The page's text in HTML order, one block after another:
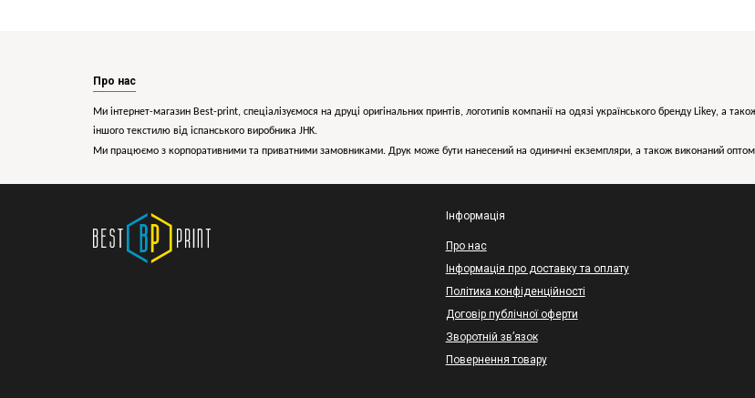
Про нас
Ми інтернет-магазин Best-print, спеціалізуємося на друці оригінальних принтів, логотипів компанії на одязі українського бренду Likey, а
іншого текстилю від іспанського виробника JHK.
Ми працюємо з корпоративними та приватними замовниками. Друк може бути нанесений на одиничні екземпляри, а також виконаний
Інформація
Про нас
Інформація про доставку та оплату
Політика конфіденційності
Договір публічної оферти
Зворотній зв’язок
Повернення товару